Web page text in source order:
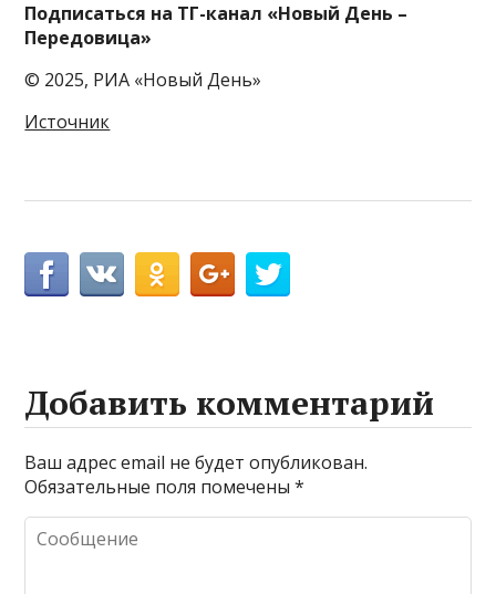
Подписаться на ТГ-канал «Новый День –
Передовица»
© 2025, РИА «Новый День»
Источник
Добавить комментарий
Ваш адрес email не будет опубликован.
Обязательные поля помечены*